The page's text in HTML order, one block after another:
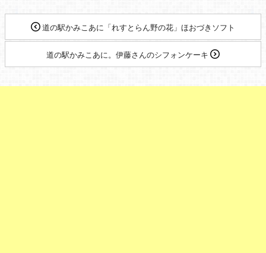
道の駅かみこあに「れすとらん野の花」ほおづきソフト
道の駅かみこあに。伊藤さんのシフォンケーキ